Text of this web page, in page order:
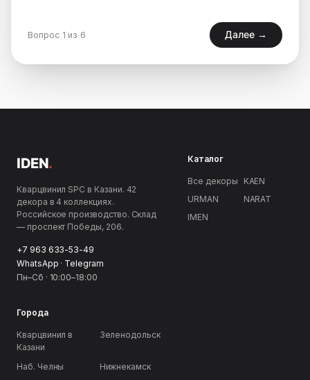
Вопрос 1 из 6 Далее →
IDEN.
Кварцвинил SPC в Казани. 42
декора в 4 коллекциях.
Российское производство. Склад
— проспект Победы, 206.
+7 963 633-53-49
WhatsApp · Telegram
Пн–Сб · 10:00–18:00
Каталог
Все декоры
KAEN
URMAN
NARAT
IMEN
Города
Кварцвинил в
Казани
Зеленодольск
Наб. Челны
Нижнекамск